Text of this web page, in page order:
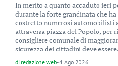
In merito a quanto accaduto ieri
durante la forte grandinata che
costretto numerosi automobilisti
attraversa piazza del Popolo, per
consigliere comunale di
sicurezza dei cittadini deve
di redazione web-4 Ago 2026